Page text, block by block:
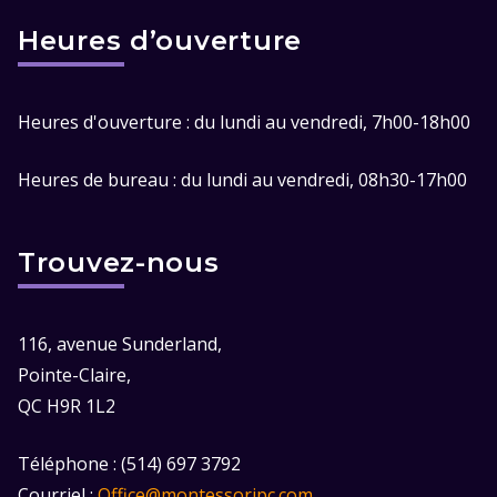
Curriculum Préscolaire
Activités Optionnelles
ENGLISH
Heures d’ouverture
Heures d'ouverture : du lundi au vendredi, 7h00-18h00
Heures de bureau : du lundi au vendredi, 08h30-17h00
Trouvez-nous
116, avenue Sunderland,
Pointe-Claire,
QC H9R 1L2
Téléphone : (514) 697 3792